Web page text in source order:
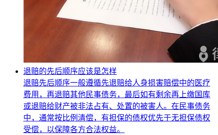
退赔的先后顺序应该是怎样
退赔先后顺序一般遵循先退赔给人身损害赔偿中的医疗
费用，再退赔其他民事债务，最后如有剩余再上缴国库
或退赔给财产被非法占有、处置的被害人。在民事债务
中，通常按比例清偿，有担保的债权优先于无担保债权
受偿，以保障各方合法权益。